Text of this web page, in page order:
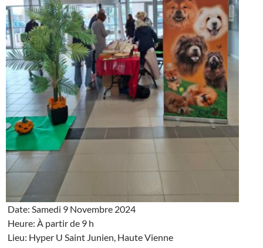
Date: Samedi 9 Novembre 2024
Heure: À partir de 9 h
Lieu: Hyper U Saint Junien, Haute Vienne